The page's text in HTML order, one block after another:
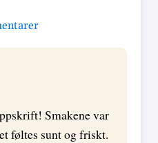
Smakene var
føltes sunt og friskt.